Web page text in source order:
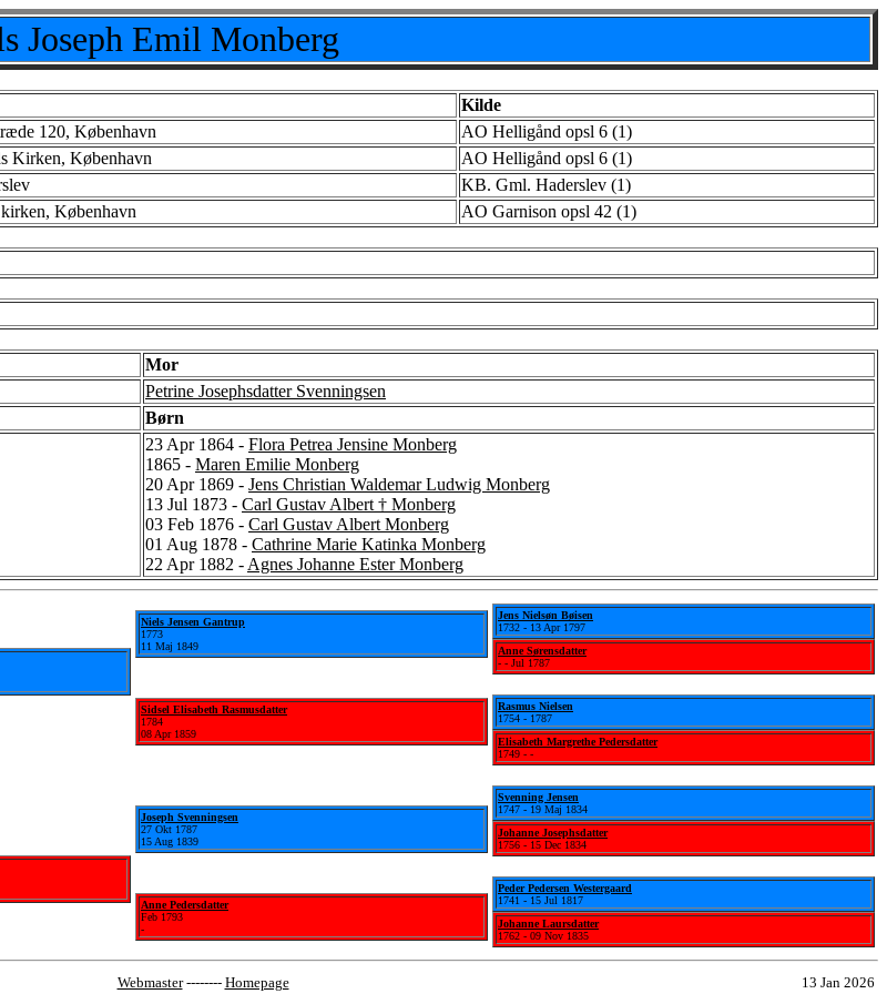
Joseph Emil Monberg
Kilde
120, København
AO Helligånd opsl 6 (1)
Kirken, København
AO Helligånd opsl 6 (1)
KB. Gml. Haderslev (1)
København AO Garnison opsl 42 (1)
Mor
Petrine Josephsdatter Svenningsen
Børn
23 Apr 1864 - Flora Petrea Jensine Monberg
1865 - Maren Emilie Monberg
20 Apr 1869 - Jens Christian Waldemar Ludwig Monberg
13 Jul 1873 - Carl Gustav Albert † Monberg
03 Feb 1876 - Carl Gustav Albert Monberg
01 Aug 1878 - Cathrine Marie Katinka Monberg
22 Apr 1882 - Agnes Johanne Ester Monberg
Niels Jensen Gantrup
1773
11 Maj 1849
Sidsel Elisabeth Rasmusdatter
1784
08 Apr 1859
Joseph Svenningsen
27 Okt 1787
15 Aug 1839
Anne Pedersdatter
Feb 1793
-
Jens Nielsøn Bøisen
1732 - 13 Apr 1797
Anne Sørensdatter
- - Jul 1787
Rasmus Nielsen
1754 - 1787
Elisabeth Margrethe Pedersdatter
1749 - -
Svenning Jensen
1747 - 19 Maj 1834
Johanne Josephsdatter
1756 - 15 Dec 1834
Peder Pedersen Westergaard
1741 - 15 Jul 1817
Johanne Laursdatter
1762 - 09 Nov 1835
Webmaster-------- Homepage 13 Jan 2026